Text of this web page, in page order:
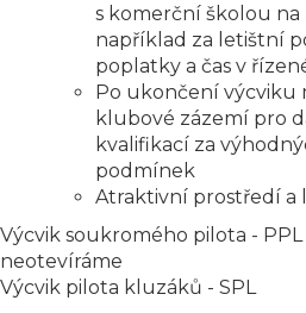
s komerční školou
například za letištní
poplatky a čas v
Po ukončení výcviku
klubové zázemí pro
kvalifikací za
podmínek
Atraktivní prostředí a
Výcvik soukromého pilota - PPL
neotevíráme
Výcvik pilota kluzáků - SPL